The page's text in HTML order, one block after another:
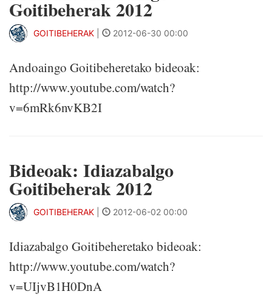
Goitibeherak 2012
GOITIBEHERAK 2012-06-30 00:00
Andoaingo Goitibeheretako bideoak:
http://www.youtube.com/watch?
v=6mRk6nvKB2I
Bideoak: Idiazabalgo
Goitibeherak 2012
GOITIBEHERAK 2012-06-02 00:00
Idiazabalgo Goitibeheretako bideoak:
http://www.youtube.com/watch?
v=UIjvB1H0DnA